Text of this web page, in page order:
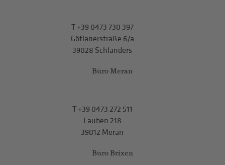
T+39 0473 730 397
Göflanerstraße 6/a
39028 Schlanders
Büro Meran
T+39 0473 272 511
Lauben 218
39012 Meran
Büro Brixen